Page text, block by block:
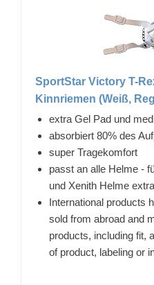
SportStar Victory T-
Kinnriemen (Weiß,
extra Gel Pad und
absorbiert 80% des
super Tragekomfort
passt an alle Helme -
und Xenith Helme
International products
sold from abroad and
products, including fit,
of product, labeling or